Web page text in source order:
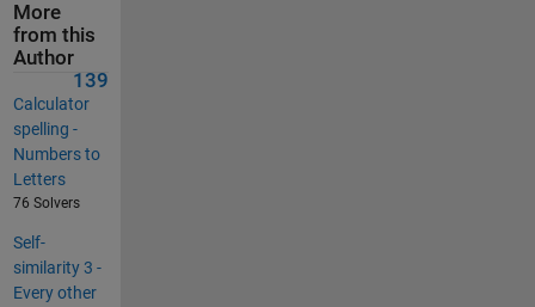
More
from this
Author
139
Calculator
spelling -
Numbers to
Letters
76 Solvers
Self-
similarity 3 -
Every other